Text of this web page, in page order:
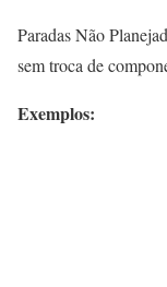
Paradas Não
sem troca de
Exemplos: